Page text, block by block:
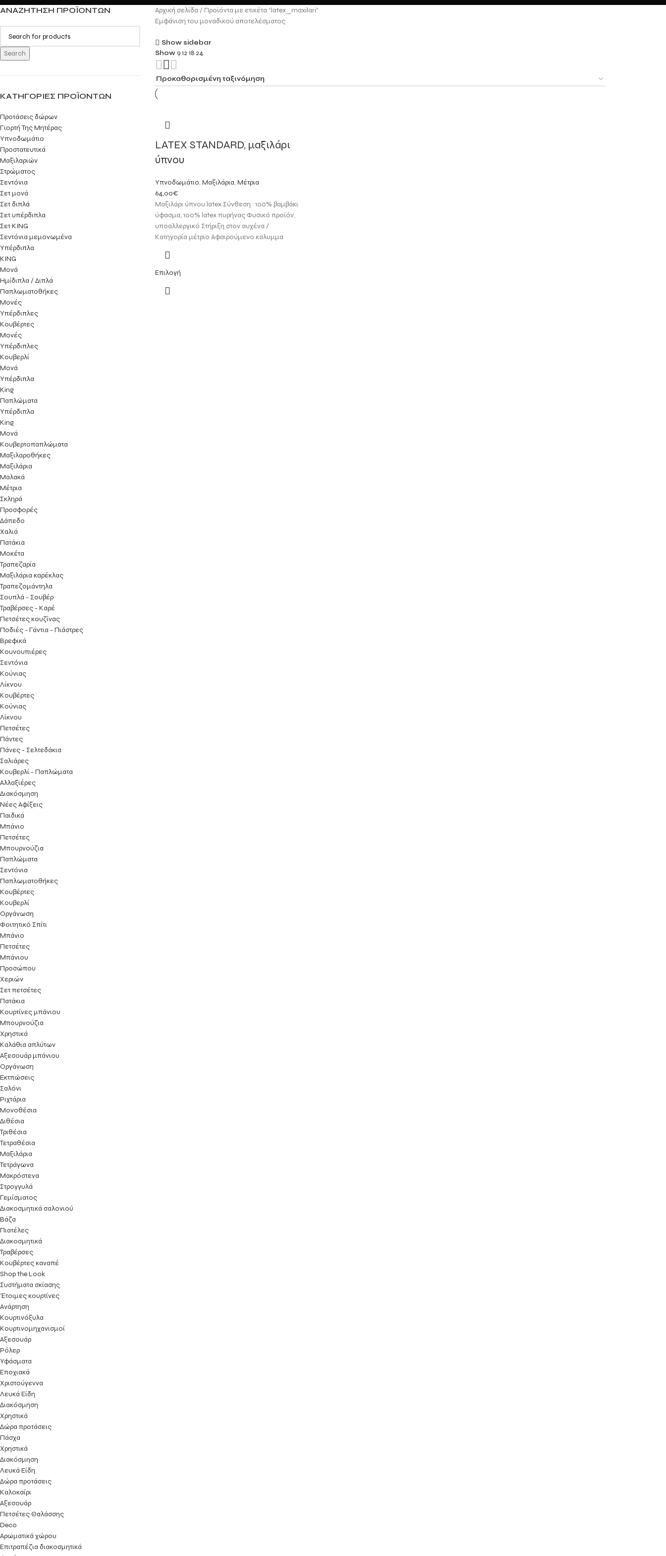
ΑΝΑΖΉΤΗΣΗ ΠΡΟΪΌΝΤΩΝ
Search
ΚΑΤΗΓΟΡΊΕΣ ΠΡΟΪΌΝΤΩΝ
Προτάσεις δώρων
Γιορτή Της Μητέρας
Υπνοδωμάτιο
Προστατευτικά
Μαξιλαριών
Στρώματος
Σεντόνια
Σετ μονά
Σετ διπλά
Σετ υπέρδιπλα
Σετ KING
Σεντόνια μεμονωμένα
Υπέρδιπλα
KING
Μονά
Ημίδιπλα / Διπλά
Παπλωματοθήκες
Μονές
Υπέρδιπλες
Κουβέρτες
Μονές
Υπέρδιπλες
Κουβερλί
Μονά
Υπέρδιπλα
King
Παπλώματα
Υπέρδιπλα
King
Μονά
Κουβερτοπαπλώματα
Μαξιλαροθήκες
Μαξιλάρια
Μαλακά
Μέτρια
Σκληρά
Προσφορές
Δάπεδο
Χαλιά
Πατάκια
Μοκέτα
Τραπεζαρία
Μαξιλάρια καρέκλας
Τραπεζομάντηλα
Σουπλά - Σουβέρ
Τραβέρσες - Καρέ
Πετσέτες κουζίνας
Ποδιές - Γάντια - Πιάστρες
Βρεφικά
Κουνουπιέρες
Σεντόνια
Κούνιας
Λίκνου
Κουβέρτες
Κούνιας
Λίκνου
Πετσέτες
Πάντες
Πάνες - Σελτεδάκια
Σαλιάρες
Κουβερλί - Παπλώματα
Αλλαξιέρες
Διακόσμηση
Νέες Αφίξεις
Παιδικά
Μπάνιο
Πετσέτες
Μπουρνούζια
Παπλώματα
Σεντόνια
Παπλωματοθήκες
Κουβέρτες
Κουβερλί
Οργάνωση
Φοιτητικό Σπίτι
Μπάνιο
Πετσέτες
Μπάνιου
Προσώπου
Χεριών
Σετ πετσέτες
Πατάκια
Κουρτίνες μπάνιου
Μπουρνούζια
Χρηστικά
Καλάθια απλύτων
Αξεσουάρ μπάνιου
Οργάνωση
Εκτπώσεις
Σαλόνι
Ριχτάρια
Μονοθέσια
Διθέσια
Τριθέσια
Τετραθέσια
Μαξιλάρια
Τετράγωνα
Μακρόστενα
Στρογγυλά
Γεμίσματος
Διακοσμητικά σαλονιού
Βάζα
Πιατέλες
Διακοσμητικά
Τραβέρσες
Κουβέρτες καναπέ
Shop the Look
Συστήματα σκίασης
Έτοιμες κουρτίνες
Ανάρτηση
Κουρτινόξυλα
Κουρτινομηχανισμοί
Αξεσουάρ
Ρόλερ
Υφάσματα
Εποχιακά
Χριστούγεννα
Λευκά Είδη
Διακόσμηση
Χρηστικά
Δώρα προτάσεις
Πάσχα
Χρηστικά
Διακόσμηση
Λευκά Είδη
Δώρα προτάσεις
Kαλοκαίρι
Αξεσουάρ
Πετσέτες Θαλάσσης
Deco
Αρωματικά χώρου
Επιτραπέζια διακοσμητικά
Αρχική σελίδα
Προϊόντα με ετικέτα “latex_maxilari”
Εμφάνιση του μοναδικού αποτελέσματος
Show sidebar
Show 912 18 24
LATEX STANDARD, μαξιλάρι
ύπνου
Υπνοδωμάτιο, Μαξιλάρια, Μέτρια
64,00€
Μαξιλάρι ύπνου latex Σύνθεση : 100% βαμβάκι
ύφασμα, 100% latex πυρήνας Φυσικό προϊόν,
υποαλλεργικό Στήριξη στον αυχένα /
Κατηγορία μέτριο Αφαιρούμενο καλυμμα
Επιλογή